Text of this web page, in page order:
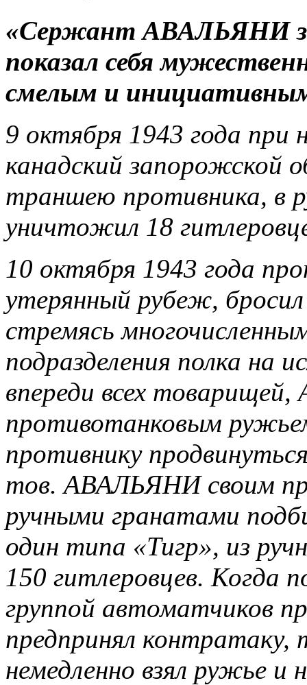
«Сержант АВАЛЬЯНИ за
показал себя
смелым и
9 октября 1943 года при
канадский запорожской
траншею противника, в
уничтожил 18
10 октября 1943 года
утерянный рубеж,
стремясь
подразделения полка на
впереди всех
противотанковым
противнику
тов. АВАЛЬЯНИ своим
ручными гранатами
один типа «Тигр», из
150 гитлеровцев. Когда
группой автоматчиков
предпринял
немедленно взял ружье и